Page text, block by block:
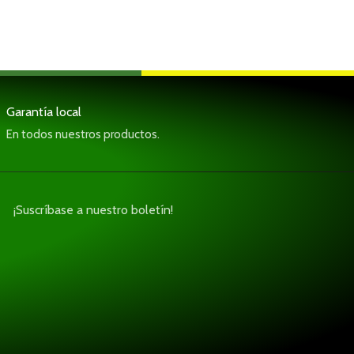
Garantía local
En todos nuestros productos.
¡Suscríbase a nuestro boletín!